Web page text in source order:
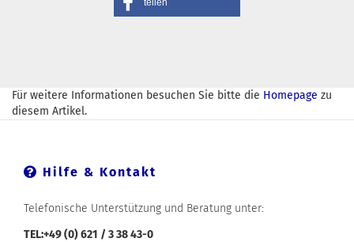
teilen
Für weitere Informationen besuchen Sie bitte die Homepage zu
diesem Artikel.
Hilfe & Kontakt
Telefonische Unterstützung und Beratung unter:
TEL:+49 (0) 621 / 3 38 43-0